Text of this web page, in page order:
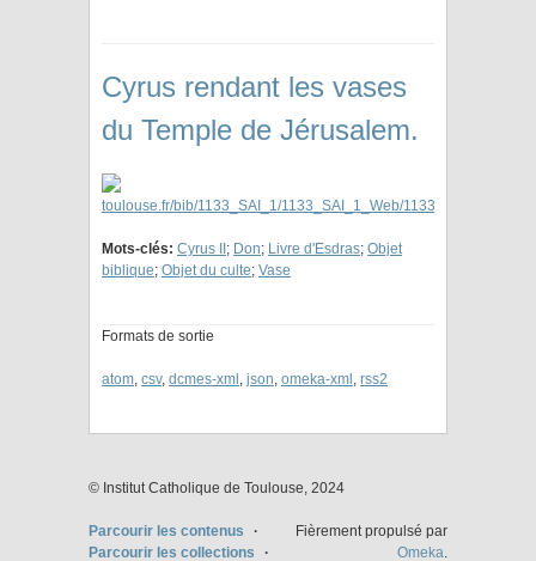
Cyrus rendant les vases
du Temple de Jérusalem.
Mots-clés: Cyrus II ; Don; Livre d'Esdras; Objet
biblique; Objet du culte; Vase
Formats de sortie
atom, csv, dcmes-xml , json, omeka-xml , rss2
© Institut Catholique de Toulouse, 2024
Parcourir les contenus
Parcourir les collections
Fièrement propulsé par
Omeka.